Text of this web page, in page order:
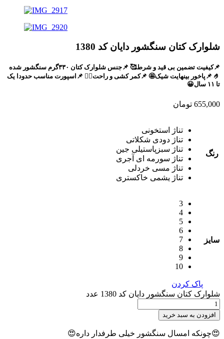
شلوارک کتان سنگشور دایان کد 1380
📌کیفیت تضمین بی قید و شرط🥰 📌جنس شلوارک کتان ۳۳۰گرم سنگشور شده
🤌 📌پاخور بینهایت شیک🤩 📌کمر کشی و راحت🙂‍↔️ 📌اسپورت مناسب حدودا یک
تا ۱۱ سال😀
655,000 تومان
رنگ
تناژ استخونی
تناژ دودی شکلاتی
تناژ سبزپاستیلی جین
تناژ سورمه ای آجری
تناژ مسی خردلی
تناژ یشمی خاکستری
سایز
3
4
5
6
7
8
9
10
پاک کردن
شلوارک کتان سنگشور دایان کد 1380 عدد
افزودن به سبد خرید
😍چونکه امسال سنگشور خیلی طرفدار داره😍